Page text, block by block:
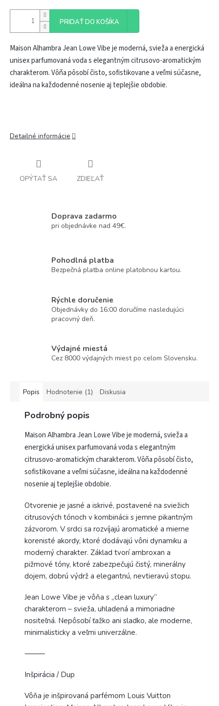
PRIDAŤ DO KOŠÍKA
Maison Alhambra Jean Lowe Vibe je moderná, svieža a energická
unisex parfumovaná voda s elegantným citrusovo-aromatickým
charakterom. Vôňa pôsobí čisto, sofistikovane a veľmi súčasne,
ideálna na každodenné nosenie aj teplejšie obdobie.
Detailné informácie
OPÝTAŤ SA ZDIEĽAŤ
Doprava zadarmo
pri objednávke nad 49€.
Pohodlná platba
Bezpečná platba online platobnou kartou.
Rýchle doručenie
Objednávky do 16:00 doručíme nasledujúci
pracovný deň.
Výdajné miestá
Cez 8000 výdajných miest po celom Slovensku.
Popis Hodnotenie (1) Diskusia
Podrobný popis
Maison Alhambra Jean Lowe Vibe je moderná, svieža a
energická unisex parfumovaná voda s elegantným
citrusovo-aromatickým charakterom. Vôňa pôsobí čisto,
sofistikovane a veľmi súčasne, ideálna na každodenné
nosenie aj teplejšie obdobie.
Otvorenie je jasné a iskrivé, postavené na sviežich
citrusových tónoch v kombinácii s jemne pikantným
zázvorom. V srdci sa rozvíjajú aromatické a mierne
korenisté akordy, ktoré dodávajú vôni dynamiku a
moderný charakter. Základ tvorí ambroxan a
pižmové tóny, ktoré zabezpečujú čistý, minerálny
dojem, dobrú výdrž a elegantnú, nevtieravú stopu.
Jean Lowe Vibe je vôňa s „clean luxury“
charakterom – svieža, uhladená a mimoriadne
nositeľná. Nepôsobí ťažko ani sladko, ale moderne,
minimalisticky a veľmi univerzálne.
⸻
Inšpirácia / Dup
Vôňa je inšpirovaná parfémom Louis Vuitton